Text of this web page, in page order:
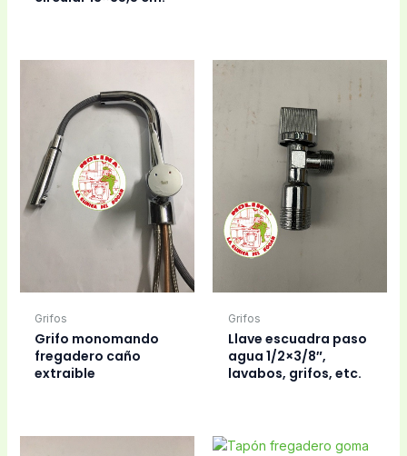
Grifos
Grifo monomando
fregadero caño
extraible
Grifos
Llave escuadra paso
agua 1/2×3/8″,
lavabos, grifos, etc.